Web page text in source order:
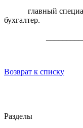
главный
бухгалтер.
Возврат к списку
Разделы